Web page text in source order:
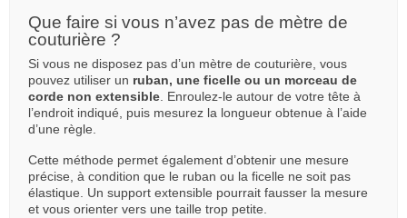
Que faire si vous n’avez pas de mètre de
couturière ?
Si vous ne disposez pas d’un mètre de couturière, vous
pouvez utiliser un ruban, une ficelle ou un morceau de
corde non extensible. Enroulez-le autour de votre tête à
l’endroit indiqué, puis mesurez la longueur obtenue à l’aide
d’une règle.
Cette méthode permet également d’obtenir une mesure
précise, à condition que le ruban ou la ficelle ne soit pas
élastique. Un support extensible pourrait fausser la mesure
et vous orienter vers une taille trop petite.